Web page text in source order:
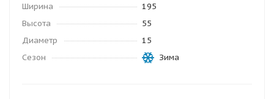
Ширина
195
Высота
55
Диаметр
15
Сезон
Зима